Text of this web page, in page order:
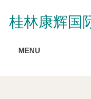
桂林康辉国
MENU